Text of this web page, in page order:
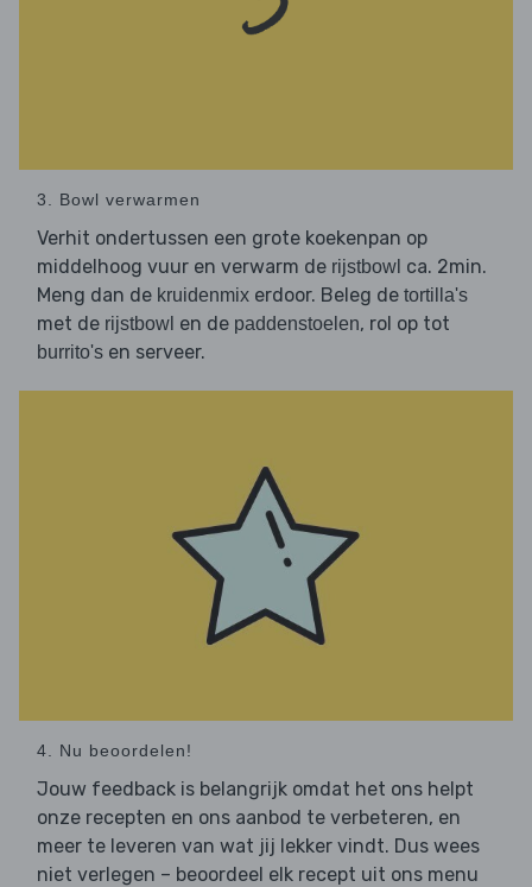
3. Bowl verwarmen
Verhit ondertussen een grote koekenpan op
middelhoog vuur en verwarm de rijstbowl ca. 2min.
Meng dan de kruidenmix erdoor. Beleg de tortilla's
met de rijstbowl en de paddenstoelen, rol op tot
burrito's en serveer.
4. Nu beoordelen!
Jouw feedback is belangrijk omdat het ons helpt
onze recepten en ons aanbod te verbeteren, en
meer te leveren van wat jij lekker vindt. Dus wees
niet verlegen – beoordeel elk recept uit ons menu